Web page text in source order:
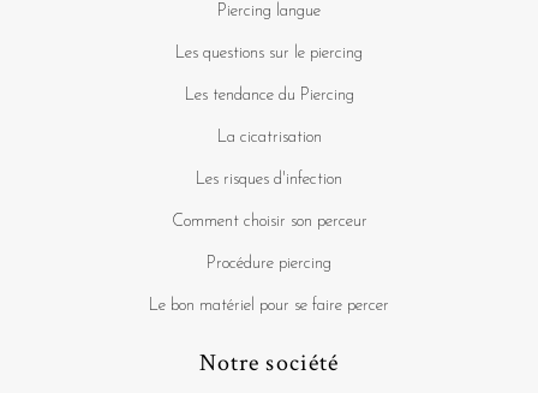
Piercing langue
Les questions sur le piercing
Les tendance du Piercing
La cicatrisation
Les risques d'infection
Comment choisir son perceur
Procédure piercing
Le bon matériel pour se faire percer
Notre société